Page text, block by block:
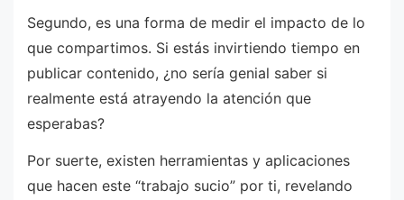
Segundo, es una forma de medir el impacto de lo
que compartimos. Si estás invirtiendo tiempo en
publicar contenido, ¿no sería genial saber si
realmente está atrayendo la atención que
esperabas?
Por suerte, existen herramientas y aplicaciones
que hacen este “trabajo sucio” por ti, revelando